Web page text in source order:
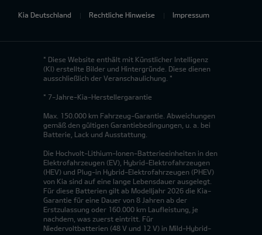
Kia Deutschland Rechtliche Hinweise Impressum
* Diese Website enthält mit Künstlicher Intelligenz
(KI) erstellte Bilder und Hintergründe. Diese dienen
ausschließlich der Veranschaulichung. *
* 7-Jahre-Kia-Herstellergarantie
Max. 150.000 km Fahrzeug-Garantie. Abweichungen
gemäß den gültigen Garantiebedingungen, u. a. bei
Batterie, Lack und Ausstattung.
Die Hochvolt-Lithium-Ionen-Batterieeinheiten in den
Elektrofahrzeugen (EV), Hybrid-Elektrofahrzeugen
(HEV) und Plug-in Hybrid-Elektrofahrzeugen (PHEV)
von Kia sind auf eine lange Lebensdauer ausgelegt.
Für diese Batterien gilt ab Modelljahr 2026 die Kia-
Garantie für eine Dauer von 8 Jahren ab der
Erstzulassung oder 160.000 km Laufleistung, je
nachdem, was zuerst eintritt. Für
Niedervoltbatterien (48 V und 12 V) in Mild-Hybrid-